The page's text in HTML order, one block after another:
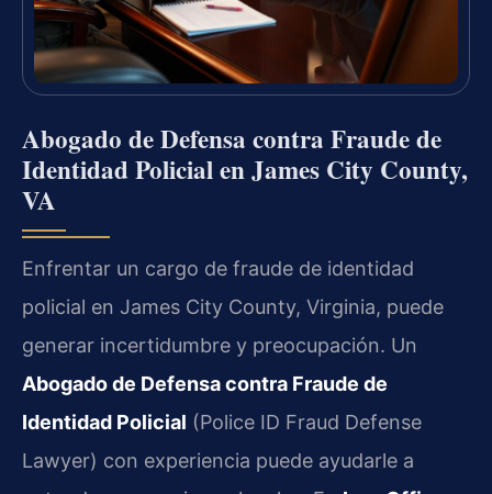
Abogado de Defensa contra Fraude de
Identidad Policial en James City County,
VA
Enfrentar un cargo de fraude de identidad
policial en James City County, Virginia, puede
generar incertidumbre y preocupación. Un
Abogado de Defensa contra Fraude de
Identidad Policial (Police ID Fraud Defense
Lawyer) con experiencia puede ayudarle a